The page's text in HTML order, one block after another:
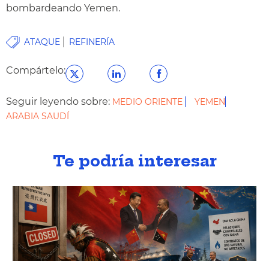
bombardeando Yemen.
ATAQUE REFINERÍA
Compártelo:
Seguir leyendo sobre: MEDIO ORIENTE
YEMEN
ARABIA SAUDÍ
Te podría interesar